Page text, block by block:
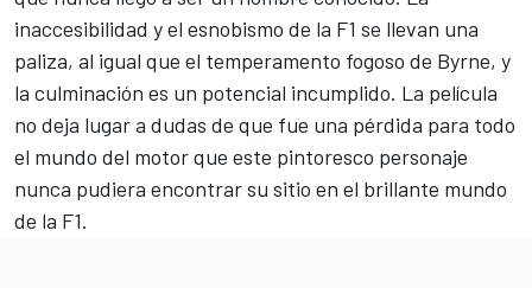
inaccesibilidad y el esnobismo de la F1 se llevan una
paliza, al igual que el temperamento fogoso de Byrne, y
la culminación es un potencial incumplido. La película
no deja lugar a dudas de que fue una pérdida para todo
el mundo del motor que este pintoresco personaje
nunca pudiera encontrar su sitio en el brillante mundo
de la F1.